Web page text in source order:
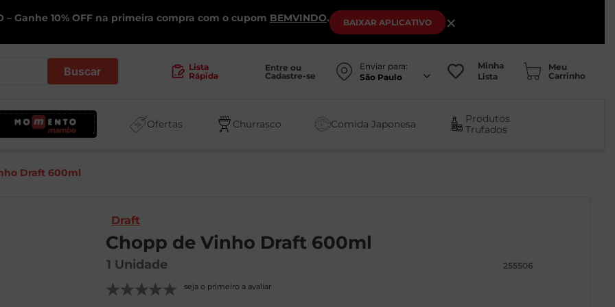
– Ganhe 10% OFF na primeira compra com o cupom BEMVINDO. BAIXAR APLICATIVO ×
Lista
Rápida
Entre ou
Cadastre-se
Enviar para:
São Paulo
Minha
Lista
Ofertas Churrasco Comida Japonesa
Produtos
Trufados
Draft 600ml
Draft
Chopp de Vinho Draft 600ml
1 Unidade 255506
seja o primeiro a avaliar